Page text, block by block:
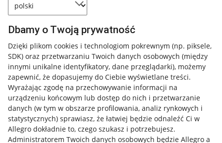
Dbamy o Twoją prywatność
Dzięki plikom cookies i technologiom pokrewnym (np. piksele,
SDK) oraz przetwarzaniu Twoich danych osobowych (między
innymi unikalne identyfikatory, dane przeglądarki), możemy
zapewnić, że dopasujemy do Ciebie wyświetlane treści.
Wyrażając zgodę na przechowywanie informacji na
urządzeniu końcowym lub dostęp do nich i przetwarzanie
danych (w tym w obszarze profilowania, analiz rynkowych i
statystycznych) sprawiasz, że łatwiej będzie odnaleźć Ci w
Allegro dokładnie to, czego szukasz i potrzebujesz.
Administratorem Twoich danych osobowych będzie Allegro a